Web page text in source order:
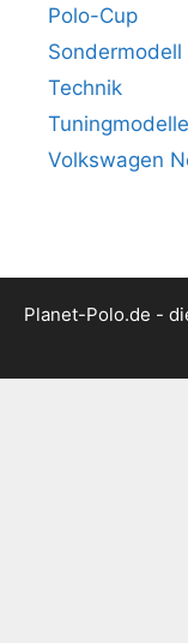
Polo-Cup
Sondermodell
Technik
Tuningmodelle
Volkswagen
Planet-Polo.de -